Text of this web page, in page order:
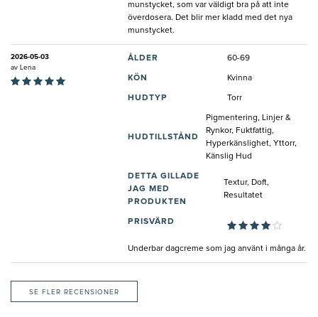
munstycket, som var väldigt bra på att inte
överdosera. Det blir mer kladd med det nya
munstycket.
2026-05-03
av Lena
ÅLDER 60-69
KÖN Kvinna
HUDTYP Torr
HUDTILLSTÅND
Pigmentering, Linjer &
Rynkor, Fuktfattig,
Hyperkänslighet, Yttorr,
Känslig Hud
DETTA GILLADE
JAG MED
PRODUKTEN
Textur, Doft,
Resultatet
PRISVÄRD
Underbar dagcreme som jag använt i många år.
SE FLER RECENSIONER